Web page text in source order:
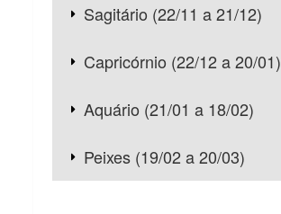
Sagitário (22/11 a 21/12)
Capricórnio (22/12 a 20/01)
Aquário (21/01 a 18/02)
Peixes (19/02 a 20/03)